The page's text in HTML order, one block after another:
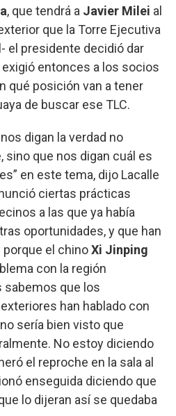
, que tendrá a Javier Milei al
que la Torre Ejecutiva
el presidente decidió dar
exigió entonces a los socios
qué posición van a tener
de buscar ese TLC.
digan la verdad no
sino que nos digan cuál es
en este tema, dijo Lacalle
ciertas prácticas
a las que ya había
oportunidades, y que han
porque el chinoXi Jinping
con la región
sabemos que los
han hablado con
sería bien visto que
No estoy diciendo
el reproche en la sala al
enseguida diciendo que
lo dijeran así se quedaba